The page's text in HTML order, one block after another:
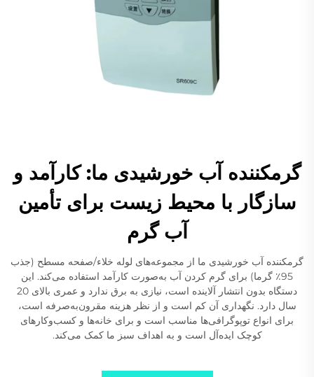
گرمکننده آب خورشیدی ما: کارآمد و
سازگار با محیط زیست برای تأمین
آب گرم
گرمکننده آب خورشیدی ما از مجموعه‌های لوله خلاء/صفحه مسطح (جذب
95٪ گرما) برای گرم کردن آب به‌صورت کارآمد استفاده می‌کند. این
دستگاه بدون انتشار آلاینده است، نیازی به برق ندارد و عمری بالای 20
سال دارد. نگهداری آن کم است و از نظر هزینه مقرون‌به‌صرفه است،
برای انواع توپوگرافی‌ها مناسب است و برای خانه‌ها و کسب‌وکارهای
کوچک ایده‌آل است و به اهداف سبز ما کمک می‌کند.